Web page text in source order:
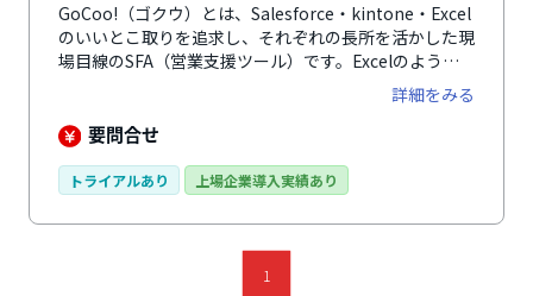
GoCoo!（ゴクウ）とは、Salesforce・kintone・Excel
のいいとこ取りを追求し、それぞれの長所を活かした現
場目線のSFA（営業支援ツール）です。Excelのよう
に、見える箇所をそのまま編集することができ、画面推
移も最小限で入力しやすく、ノーコードで優れたカスタ
マイズ性を持っているのが特徴です。業務をツールに合
せます。さらに、導入後は1年間専任のサポートがつく
詳細をみる
要問合せ
トライアルあり 上場企業導入実績あり
1